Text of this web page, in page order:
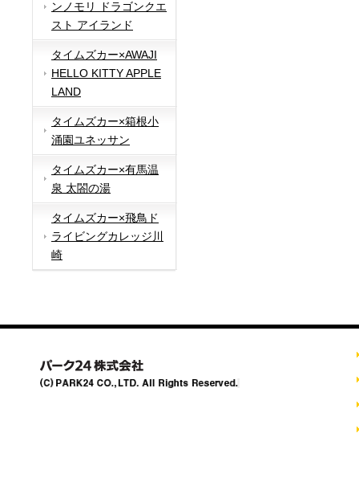
ンノモリ ドラゴンクエ
スト アイランド
タイムズカー×AWAJI
HELLO KITTY APPLE
LAND
タイムズカー×箱根小
涌園ユネッサン
タイムズカー×有馬温
泉 太閤の湯
タイムズカー×飛鳥ド
ライビングカレッジ川
崎